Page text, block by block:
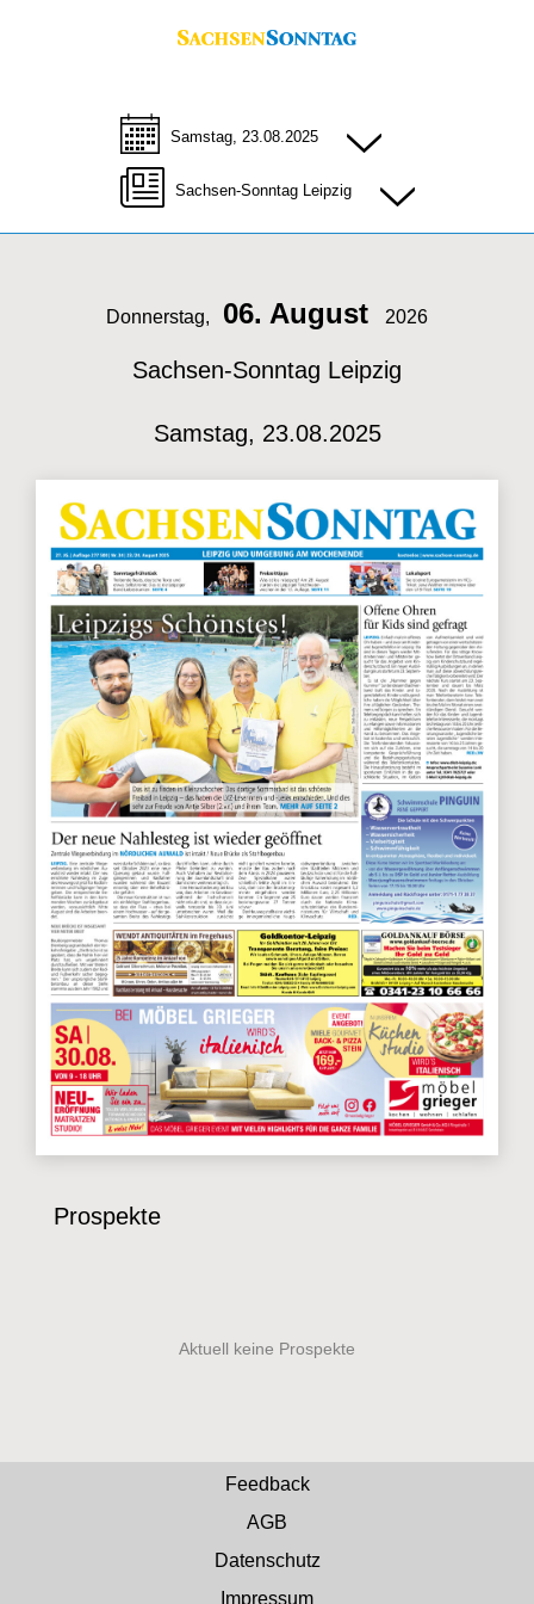
Samstag, 23.08.2025
Sachsen-Sonntag Leipzig
Donnerstag, 06. August 2026
Sachsen-Sonntag Leipzig
Samstag, 23.08.2025
Prospekte
Feedback
AGB
Datenschutz
Impressum